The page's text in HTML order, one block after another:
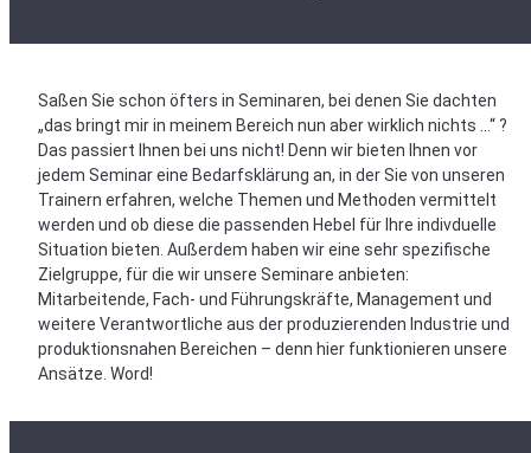
Saßen Sie schon öfters in Seminaren, bei denen Sie dachten
„das bringt mir in meinem Bereich nun aber wirklich nichts …“ ?
Das passiert Ihnen bei uns nicht! Denn wir bieten Ihnen vor
jedem Seminar eine Bedarfsklärung an, in der Sie von unseren
Trainern erfahren, welche Themen und Methoden vermittelt
werden und ob diese die passenden Hebel für Ihre indivduelle
Situation bieten. Außerdem haben wir eine sehr spezifische
Zielgruppe, für die wir unsere Seminare anbieten:
Mitarbeitende, Fach- und Führungskräfte, Management und
weitere Verantwortliche aus der produzierenden Industrie und
produktionsnahen Bereichen – denn hier funktionieren unsere
Ansätze. Word!